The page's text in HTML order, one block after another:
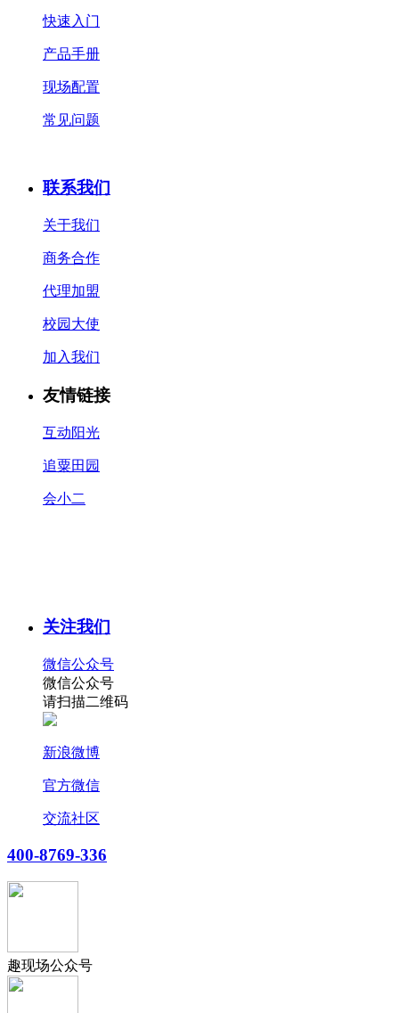
快速入门
产品手册
现场配置
常见问题
联系我们
关于我们
商务合作
代理加盟
校园大使
加入我们
友情链接
互动阳光
追粟田园
会小二
关注我们
微信公众号
微信公众号
请扫描二维码
新浪微博
官方微信
交流社区
400-8769-336
趣现场公众号